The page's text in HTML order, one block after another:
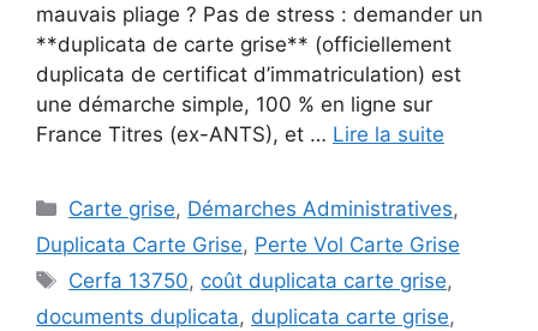
mauvais pliage ? Pas de stress : demander un
**duplicata de carte grise** (officiellement
duplicata de certificat d’immatriculation) est
une démarche simple, 100 % en ligne sur
France Titres (ex-ANTS), et … Lire la suite
Catégories
Carte grise, Démarches Administratives,
Duplicata Carte Grise, Perte Vol Carte Grise
Étiquettes
Cerfa 13750, coût duplicata carte grise,
documents duplicata, duplicata carte grise,